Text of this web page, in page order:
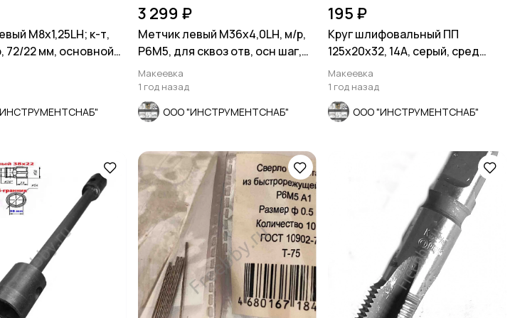
М8х1,25LH; к-т,
72/22 мм, основной
3 299 ₽
Метчик левый М36х4,0LH, м/р,
Р6М5, для сквоз отв, осн шаг,
162/67 мм.
Макеевка
1 год назад
ООО "ИНСТРУМЕНТСНАБ"
195 ₽
Круг шлифовальный ПП
125х20х32, 14А, серый, сред
зерно, ГОСТ 2424-83.
Макеевка
1 год назад
ООО "ИНСТРУМЕНТСНАБ"